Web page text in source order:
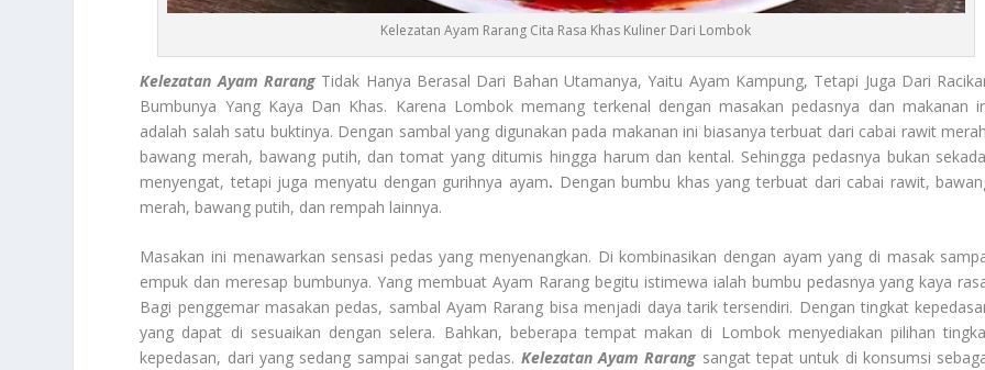
Kelezatan Ayam Rarang Cita Rasa Khas Kuliner Dari Lombok
Kelezatan Ayam RarangTidak Hanya Berasal Dari Bahan Utamanya, Yaitu Ayam Kampung, Tetapi Juga Dari
Bumbunya Yang Kaya Dan Khas. Karena Lombok memang terkenal dengan masakan pedasnya dan makanan
adalah salah satu buktinya. Dengan sambal yang digunakan pada makanan ini biasanya terbuat dari cabai rawit
bawang merah, bawang putih, dan tomat yang ditumis hingga harum dan kental. Sehingga pedasnya bukan
menyengat, tetapi juga menyatu dengan gurihnya ayam. Dengan bumbu khas yang terbuat dari cabai rawit,
merah, bawang putih, dan rempah lainnya.
Masakan ini menawarkan sensasi pedas yang menyenangkan. Di kombinasikan dengan ayam yang di masak
empuk dan meresap bumbunya. Yang membuat Ayam Rarang begitu istimewa ialah bumbu pedasnya yang kaya
Bagi penggemar masakan pedas, sambal Ayam Rarang bisa menjadi daya tarik tersendiri. Dengan tingkat
yang dapat di sesuaikan dengan selera. Bahkan, beberapa tempat makan di Lombok menyediakan pilihan
kepedasan, dari yang sedang sampai sangat pedas. Kelezatan Ayam Rarang sangat tepat untuk di konsumsi